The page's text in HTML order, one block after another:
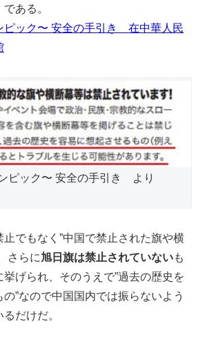
ある。
ピック〜 安全の手引き 在中華人民
ピック〜 安全の手引き より
でもなく”中国で禁止された旗や横
さらに旭日旗は禁止されていないも
げられ、そのうえで”過去の歴史を
”なので中国国内では振らないよう
だけだ。